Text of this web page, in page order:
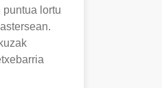
puntua lortu